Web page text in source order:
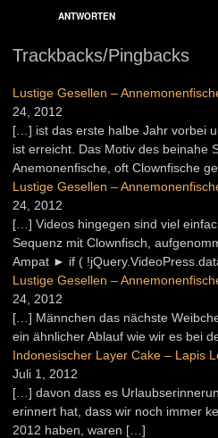
ANTWORTEN
Trackbacks/Pingbacks
Lustige Gesellen –
24, 2012
[…] ist das erste halbe Jahr vorbei
ist erreicht. Das Motiv des beinahe
Anemonenfische, oft Clownfische
Lustige Gesellen –
24, 2012
[…] Videos hingegen sind viel
Sequenz mit Clownfisch,
Ampat ► if (
Lustige Gesellen –
24, 2012
[…] Männchen das nächste
ein ähnlicher Ablauf wie wir es bei
Indonesischer Layer Cake – Lapis
Juli 1, 2012
[…] davon dass es
erinnert hat, dass wir noch immer
2012 haben, waren […]